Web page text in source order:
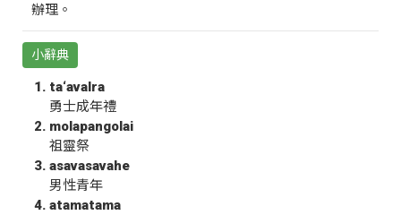
辦理。
小辭典
ta‘avalra
勇士成年禮
molapangolai
祖靈祭
asavasavahe
男性青年
atamatama